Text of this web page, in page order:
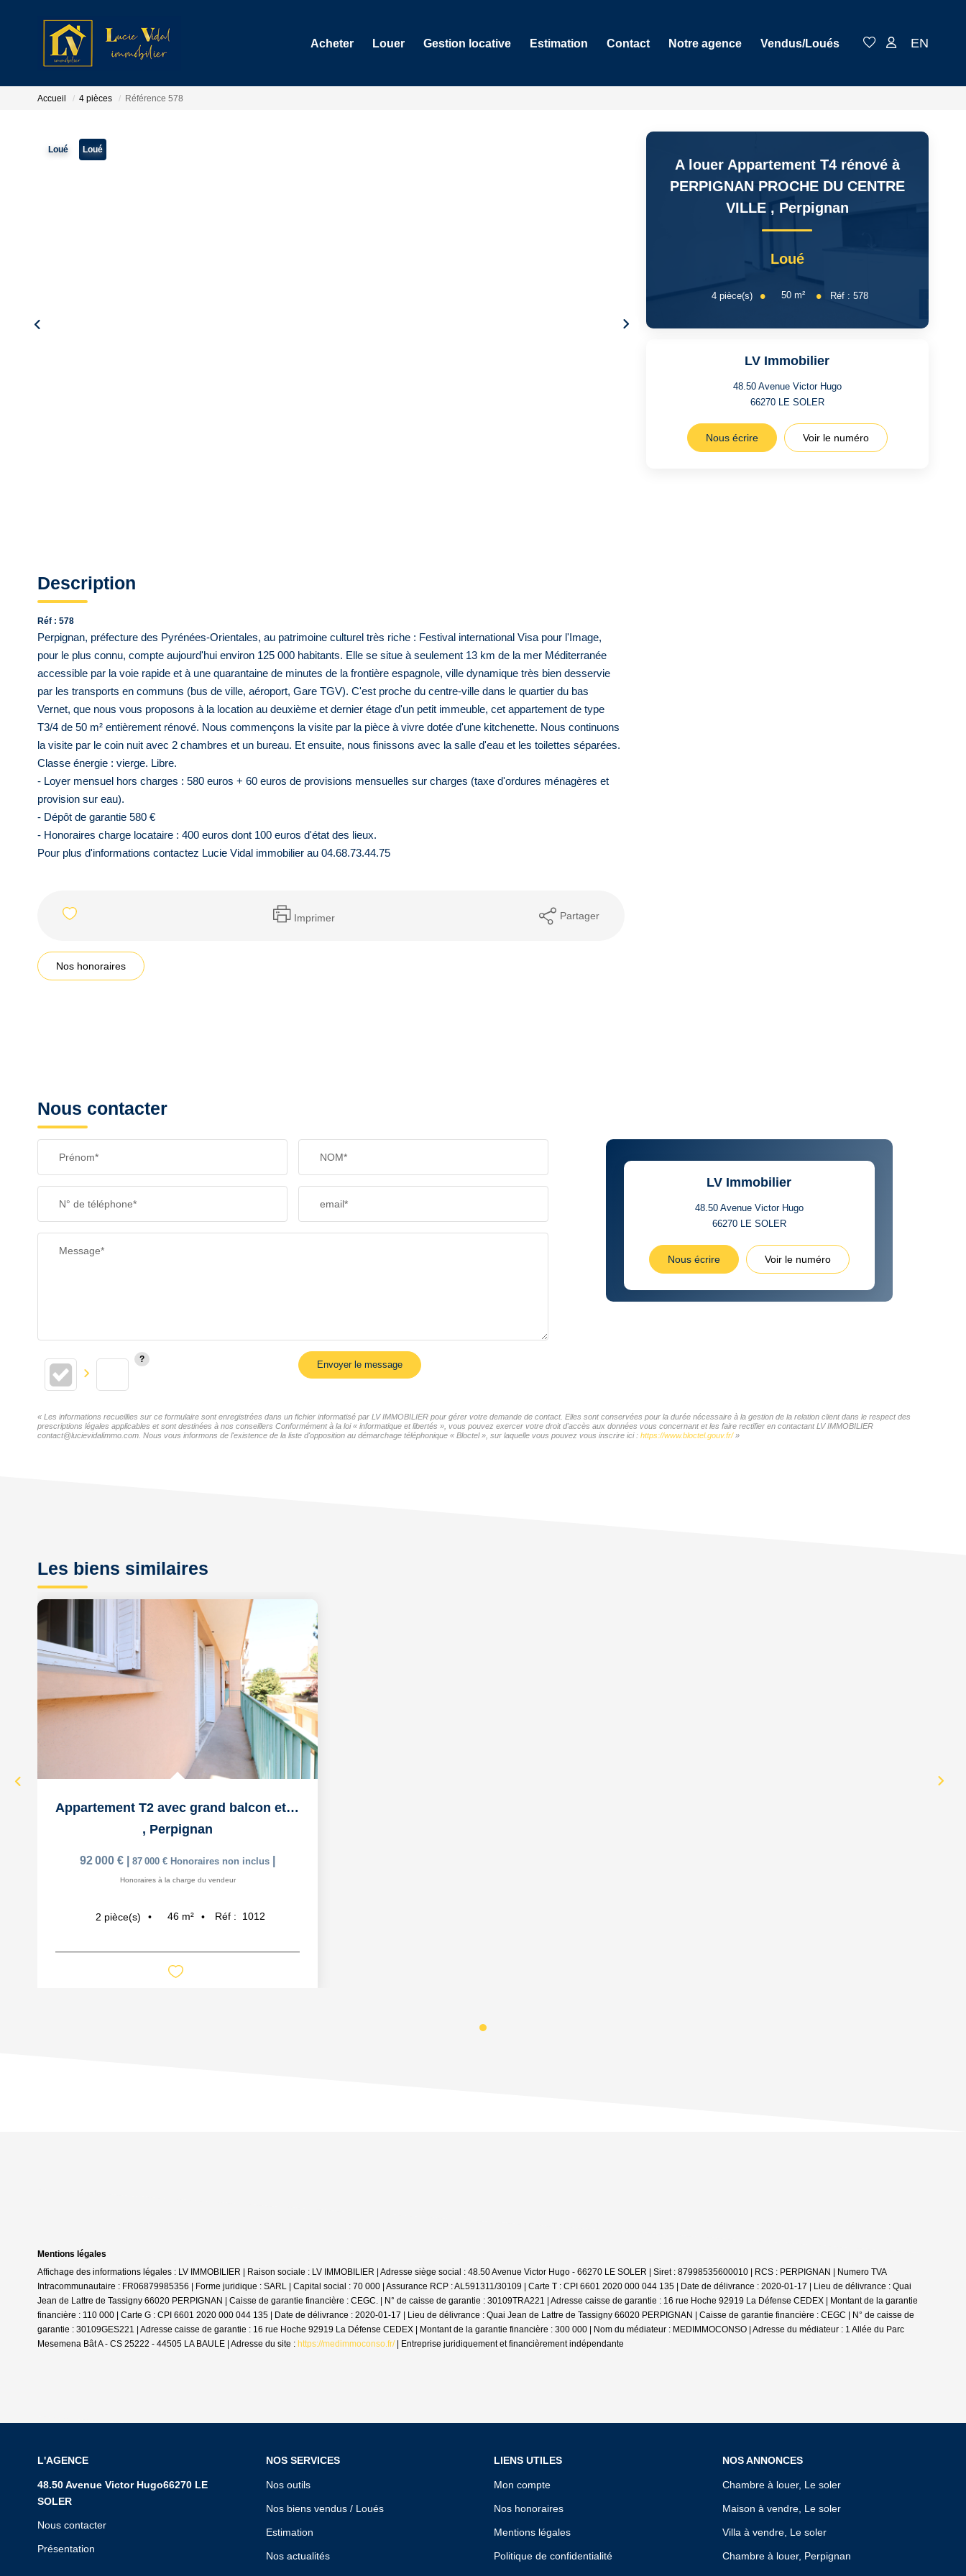
Acheter Louer Gestion locative Estimation Contact Notre agence Vendus/Loués EN
Accueil 4 pièces Référence 578
Loué Loué
Description
Réf : 578
Perpignan, préfecture des Pyrénées-Orientales, au patrimoine culturel très riche : Festival international Visa pour l'Image,
pour le plus connu, compte aujourd'hui environ 125 000 habitants. Elle se situe à seulement 13 km de la mer Méditerranée
accessible par la voie rapide et à une quarantaine de minutes de la frontière espagnole, ville dynamique très bien desservie
par les transports en communs (bus de ville, aéroport, Gare TGV). C'est proche du centre-ville dans le quartier du bas
Vernet, que nous vous proposons à la location au deuxième et dernier étage d'un petit immeuble, cet appartement de type
T3/4 de 50 m² entièrement rénové. Nous commençons la visite par la pièce à vivre dotée d'une kitchenette. Nous continuons
la visite par le coin nuit avec 2 chambres et un bureau. Et ensuite, nous finissons avec la salle d'eau et les toilettes séparées.
Classe énergie : vierge. Libre.
- Loyer mensuel hors charges : 580 euros + 60 euros de provisions mensuelles sur charges (taxe d'ordures ménagères et
provision sur eau).
- Dépôt de garantie 580 €
- Honoraires charge locataire : 400 euros dont 100 euros d'état des lieux.
Pour plus d'informations contactez Lucie Vidal immobilier au 04.68.73.44.75
Imprimer Partager
Nos honoraires
A louer Appartement T4 rénové à
PERPIGNAN PROCHE DU CENTRE
VILLE , Perpignan
Loué
4pièce(s) 50m² Réf :578
LV Immobilier
48.50 Avenue Victor Hugo
66270 LE SOLER
Nous écrire Voir le numéro
Nous contacter
Prénom* NOM*
N° de téléphone* email*
Message*
Envoyer le message
LV Immobilier
48.50 Avenue Victor Hugo
66270 LE SOLER
Nous écrire Voir le numéro
« Les informations recueillies sur ce formulaire sont enregistrées dans un fichier informatisé par LV IMMOBILIER pour gérer votre demande de contact. Elles sont conservées pour la durée nécessaire à la gestion de la relation client dans le respect des
prescriptions légales applicables et sont destinées à nos conseillers Conformément à la loi « informatique et libertés », vous pouvez exercer votre droit d'accès aux données vous concernant et les faire rectifier en contactant LV IMMOBILIER
contact@lucievidalimmo.com. Nous vous informons de l'existence de la liste d'opposition au démarchage téléphonique « Bloctel », sur laquelle vous pouvez vous inscrire ici : https://www.bloctel.gouv.fr/»
Les biens similaires
Appartement T2 avec grand balcon et cave en Centre-Ville
, Perpignan
92 000 € 87 000 € Honoraires non inclus
Honoraires à la charge du vendeur
2 pièce(s) 46 m² Réf : 1012
Mentions légales
Affichage des informations légales : LV IMMOBILIER | Raison sociale : LV IMMOBILIER | Adresse siège social : 48.50 Avenue Victor Hugo - 66270 LE SOLER | Siret : 87998535600010 | RCS : PERPIGNAN | Numero TVA
Intracommunautaire : FR06879985356 | Forme juridique : SARL | Capital social : 70 000 | Assurance RCP : AL591311/30109 | Carte T : CPI 6601 2020 000 044 135 | Date de délivrance : 2020-01-17 | Lieu de délivrance : Quai
Jean de Lattre de Tassigny 66020 PERPIGNAN | Caisse de garantie financière : CEGC. | N° de caisse de garantie : 30109TRA221 | Adresse caisse de garantie : 16 rue Hoche 92919 La Défense CEDEX | Montant de la garantie
financière : 110 000 | Carte G : CPI 6601 2020 000 044 135 | Date de délivrance : 2020-01-17 | Lieu de délivrance : Quai Jean de Lattre de Tassigny 66020 PERPIGNAN | Caisse de garantie financière : CEGC | N° de caisse de
garantie : 30109GES221 | Adresse caisse de garantie : 16 rue Hoche 92919 La Défense CEDEX | Montant de la garantie financière : 300 000 | Nom du médiateur : MEDIMMOCONSO | Adresse du médiateur : 1 Allée du Parc
Mesemena Bât A - CS 25222 - 44505 LA BAULE | Adresse du site : https://medimmoconso.fr/| Entreprise juridiquement et financièrement indépendante
L'AGENCE
48.50 Avenue Victor Hugo66270 LE
SOLER
Nous contacter
Présentation
NOS SERVICES
Nos outils
Nos biens vendus / Loués
Estimation
Nos actualités
LIENS UTILES
Mon compte
Nos honoraires
Mentions légales
Politique de confidentialité
NOS ANNONCES
Chambre à louer, Le soler
Maison à vendre, Le soler
Villa à vendre, Le soler
Chambre à louer, Perpignan